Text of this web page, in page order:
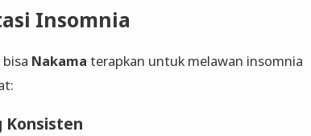
Insomnia
Nakama terapkan untuk melawan insomnia
Konsisten